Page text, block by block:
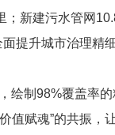
；新建污水管网
提升城市治理精
绘制 98%覆盖率
值赋魂”的共振，